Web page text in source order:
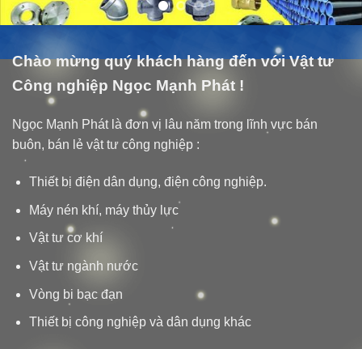
Chào mừng quý khách hàng đến với Vật tư
Công nghiệp Ngọc Mạnh Phát !
Ngọc Mạnh Phát là đơn vị lâu năm trong lĩnh vực bán
buôn, bán lẻ vật tư công nghiệp :
Thiết bị điện dân dụng, điện công nghiệp.
Máy nén khí, máy thủy lực
Vật tư cơ khí
Vật tư ngành nước
Vòng bi bạc đạn
Thiết bị công nghiệp và dân dụng khác